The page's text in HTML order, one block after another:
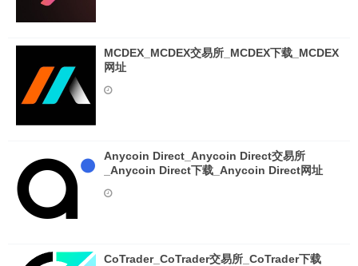
MCDEX_MCDEX交易所_MCDEX下载_MCDEX
网址
Anycoin Direct_Anycoin Direct交易所
_Anycoin Direct下载_Anycoin Direct网址
CoTrader_CoTrader交易所_CoTrader下载